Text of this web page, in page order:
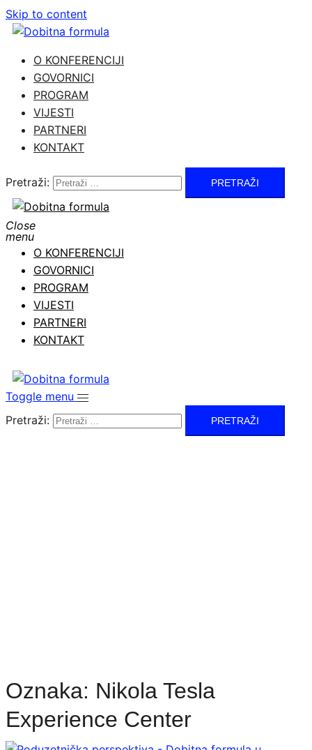
Skip to content
O KONFERENCIJI
GOVORNICI
PROGRAM
VIJESTI
PARTNERI
KONTAKT
Pretraži:
Close
menu
O KONFERENCIJI
GOVORNICI
PROGRAM
VIJESTI
PARTNERI
KONTAKT
Toggle menu
Pretraži:
Oznaka: Nikola Tesla
Experience Center